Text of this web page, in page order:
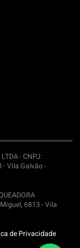
-CNPJ:
Vila Galvão -
6813 - Vila
de Privacidade